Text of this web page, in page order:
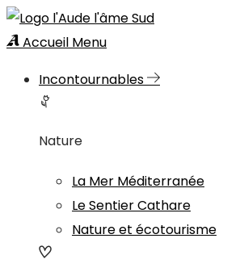
Accueil Menu
Incontournables
Nature
La Mer Méditerranée
Le Sentier Cathare
Nature et écotourisme